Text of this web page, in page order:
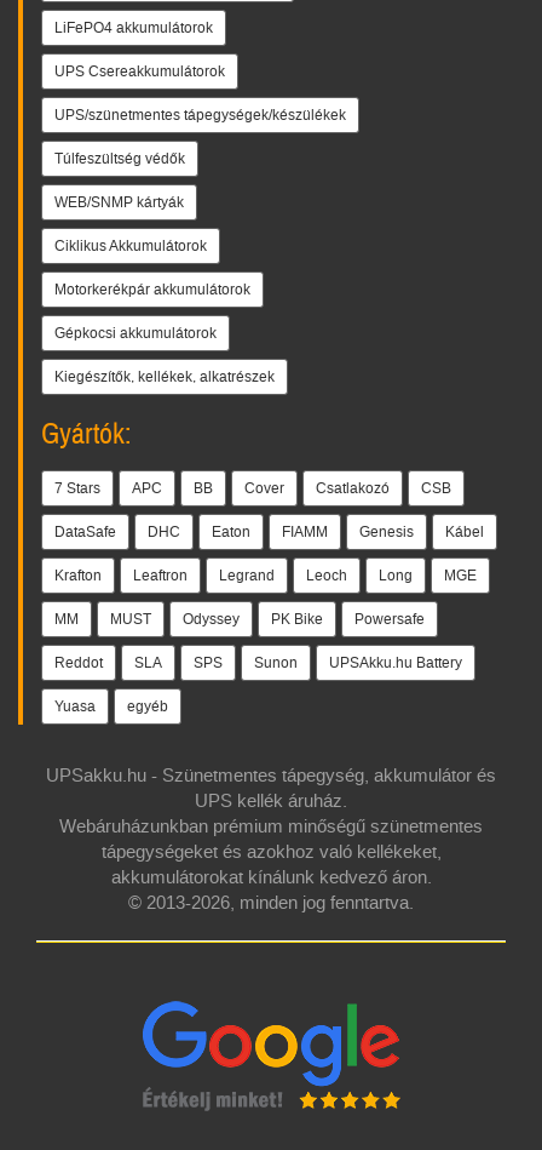
LiFePO4 akkumulátorok
UPS Csereakkumulátorok
UPS/szünetmentes tápegységek/készülékek
Túlfeszültség védők
WEB/SNMP kártyák
Ciklikus Akkumulátorok
Motorkerékpár akkumulátorok
Gépkocsi akkumulátorok
Kiegészítők, kellékek, alkatrészek
Gyártók:
7 Stars APC BB Cover Csatlakozó CSB
DataSafe DHC Eaton FIAMM Genesis Kábel
Krafton Leaftron Legrand Leoch Long MGE
MM MUST Odyssey PK Bike Powersafe
Reddot SLA SPS Sunon UPSAkku.hu Battery
Yuasa egyéb
UPSakku.hu - Szünetmentes tápegység, akkumulátor és
UPS kellék áruház.
Webáruházunkban prémium minőségű szünetmentes
tápegységeket és azokhoz való kellékeket,
akkumulátorokat kínálunk kedvező áron.
© 2013-2026, minden jog fenntartva.